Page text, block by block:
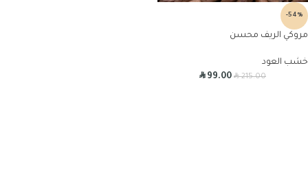
-54%
مروكي الريف محسن
خشب العود
R215.00
R99.00